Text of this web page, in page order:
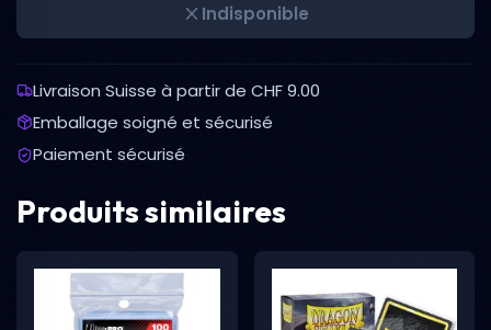
Indisponible
Livraison Suisse à partir de CHF 9.00
Emballage soigné et sécurisé
Paiement sécurisé
Produits similaires